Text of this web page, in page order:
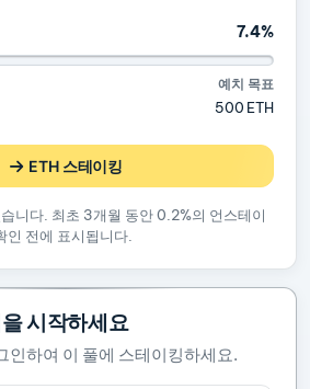
7.4%
예치 목표
500 ETH
ETH 스테이킹
니다. 최초 3개월 동안 0.2%의 언스테이
인 전에 표시됩니다.
시작하세요
인하여 이 풀에 스테이킹하세요.